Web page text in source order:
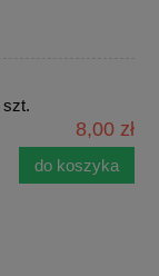
szt.
8,00 zł
do koszyka